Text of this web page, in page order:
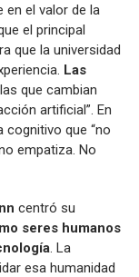
el valor de la
el principal
que la universidad
Las
que cambian
artificial”. En
cognitivo que “no
empatiza. No
centró su
seres humanos
. La
esa humanidad